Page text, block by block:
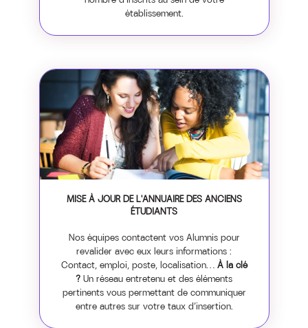
établissement.
MISE À JOUR DE L'ANNUAIRE DES ANCIENS
ÉTUDIANTS
Nos équipes contactent vos Alumnis pour
revalider avec eux leurs informations :
Contact, emploi, poste, localisation… À la clé
? Un réseau entretenu et des éléments
pertinents vous permettant de communiquer
entre autres sur votre taux d’insertion.